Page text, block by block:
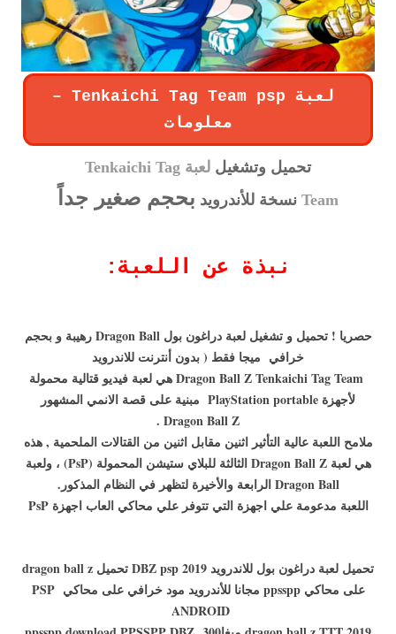
لعبة Tenkaichi Tag Team psp –
معلومات
تحميل وتشغيل
لعبة Tenkaichi Tag
Team نسخة للأندروید بحجم صغير جداً
نبذة عن اللعبة:
حصريا ! تحميل و تشغيل لعبة دراغون بول Dragon Ball رهيبة و بحجم
خرافي ميجا فقط ( بدون أنترنت للاندرويد
Dragon Ball Z Tenkaichi Tag Team هي لعبة فيديو قتالية محمولة
لأجهزة PlayStation portable مبنية على قصة الانمي المشهور
Dragon Ball Z .
ملامح اللعبة عالية التأثير اثنين مقابل اثنين من القتالات الملحمية , هذه
هي لعبة Dragon Ball Z الثالثة للبلاي ستيشن المحمولة (PsP) ، ولعبة
Dragon Ball الرابعة والأخيرة لتظهر في النظام المذكور.
اللعبة مدعومة علي اجهزة التي تتوفر علي محاكي العاب اجهزة PsP
تحميل لعبة دراغون بول للاندرويد 2019 DBZ psp تحميل dragon ball z
على محاكي ppsspp مجانا للأندرويد مود خرافي على محاكي PSP
ANDROID